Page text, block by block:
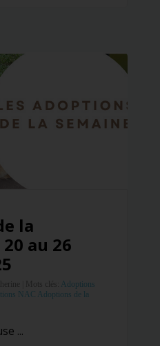
la
au 26
|
Adoptions
NAC Adoptions de la
...